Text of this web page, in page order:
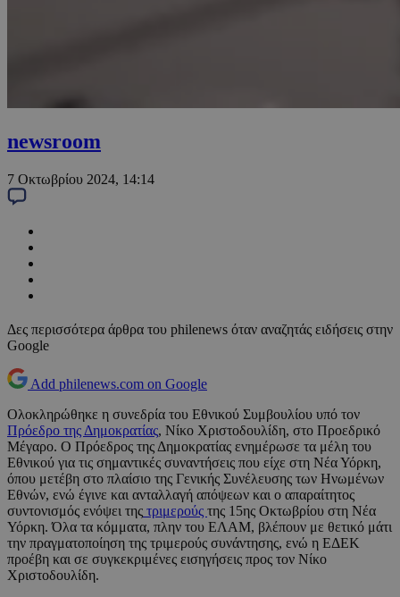
newsroom
7 Οκτωβρίου 2024, 14:14
Δες περισσότερα άρθρα του philenews όταν αναζητάς ειδήσεις στην
Google
Add philenews.com on Google
Ολοκληρώθηκε η συνεδρία του Εθνικού Συμβουλίου υπό τον
Πρόεδρο της Δημοκρατίας, Νίκο Χριστοδουλίδη, στο Προεδρικό
Μέγαρο. Ο Πρόεδρος της Δημοκρατίας ενημέρωσε τα μέλη του
Εθνικού για τις σημαντικές συναντήσεις που είχε στη Νέα Υόρκη,
όπου μετέβη στο πλαίσιο της Γενικής Συνέλευσης των Ηνωμένων
Εθνών, ενώ έγινε και ανταλλαγή απόψεων και ο απαραίτητος
συντονισμός ενόψει της τριμερούς της 15ης Οκτωβρίου στη Νέα
Υόρκη. Όλα τα κόμματα, πλην του ΕΛΑΜ, βλέπουν με θετικό μάτι
την πραγματοποίηση της τριμερούς συνάντησης, ενώ η ΕΔΕΚ
προέβη και σε συγκεκριμένες εισηγήσεις προς τον Νίκο
Χριστοδουλίδη.